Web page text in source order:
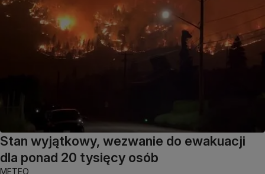
Stan wyjątkowy, wezwanie do ewakuacji
dla ponad 20 tysięcy osób
METEO